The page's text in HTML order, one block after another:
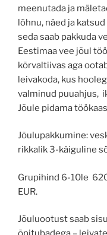
meenutada ja
lõhnu, näed ja
seda saab pakkuda
Eestimaa vee jõul
kõrvaltiivas aga
leivakoda, kus
valminud puuahjus,
Jõule pidama
Jõulupakkumine:
rikkalik 3-käiguline
Grupihind 6-10le
EUR.
Jõuluootust saab